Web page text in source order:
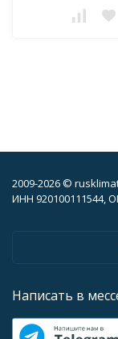
2009-2026 ©
ИНН 920100111544,
Написать в